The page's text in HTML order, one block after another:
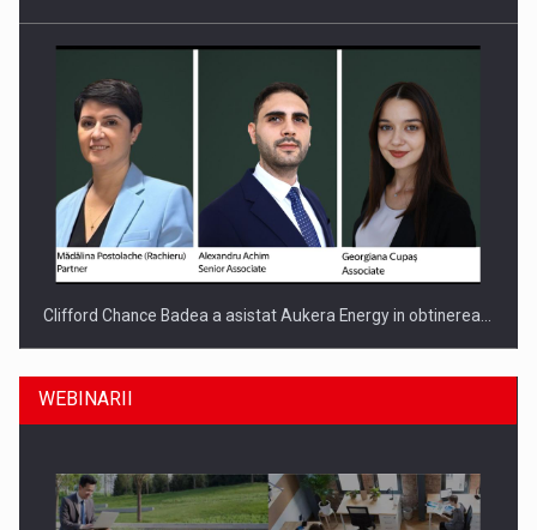
Clifford Chance Badea a asistat Aukera Energy in obtinerea…
WEBINARII